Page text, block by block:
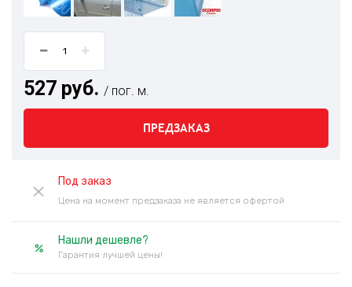
527 руб. / пог. м.
ПРЕДЗАКАЗ
Под заказ
Цена на момент предзаказа не является офертой
Нашли дешевле?
Гарантия лучшей цены!